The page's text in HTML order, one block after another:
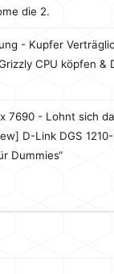
die 2.
- Kupfer
CPU köpfen &
7690 - Lohnt sich
D-Link DGS
Dummies“